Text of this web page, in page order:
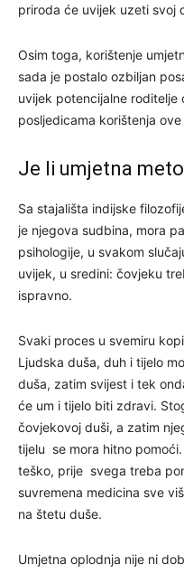
priroda će uvijek uzeti svoj
Osim toga, korištenje
sada je postalo ozbiljan
uvijek potencijalne roditelje
posljedicama korištenja
Je li umjetna
Sa stajališta indijske
je njegova sudbina, mora
psihologije, u svakom
uvijek, u sredini: čovjeku
ispravno.
Svaki proces u svemiru
Ljudska duša, duh i tijelo
duša, zatim svijest i tek
će um i tijelo biti zdravi.
čovjekovoj duši, a zatim
tijelu se mora hitno
teško, prije svega treba
suvremena medicina sve
na štetu duše.
Umjetna oplodnja nije ni